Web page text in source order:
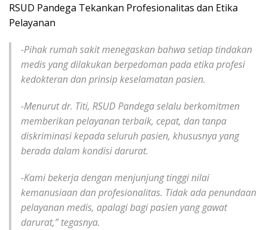
RSUD Pandega Tekankan Profesionalitas dan Etika
Pelayanan
-Pihak rumah sakit menegaskan bahwa setiap tindakan
medis yang dilakukan berpedoman pada etika profesi
kedokteran dan prinsip keselamatan pasien.
-Menurut dr. Titi, RSUD Pandega selalu berkomitmen
memberikan pelayanan terbaik, cepat, dan tanpa
diskriminasi kepada seluruh pasien, khususnya yang
berada dalam kondisi darurat.
-Kami bekerja dengan menjunjung tinggi nilai
kemanusiaan dan profesionalitas. Tidak ada penundaan
pelayanan medis, apalagi bagi pasien yang gawat
darurat,” tegasnya.